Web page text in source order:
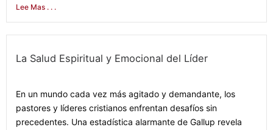
Lee Mas . . .
La Salud Espiritual y Emocional del Líder
En un mundo cada vez más agitado y demandante, los
pastores y líderes cristianos enfrentan desafíos sin
precedentes. Una estadística alarmante de Gallup revela